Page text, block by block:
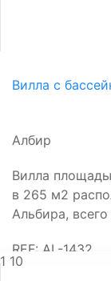
Вилла с
Албир
Вилла
в 265 м2
Альбира,
REF: AL-1432
1 10